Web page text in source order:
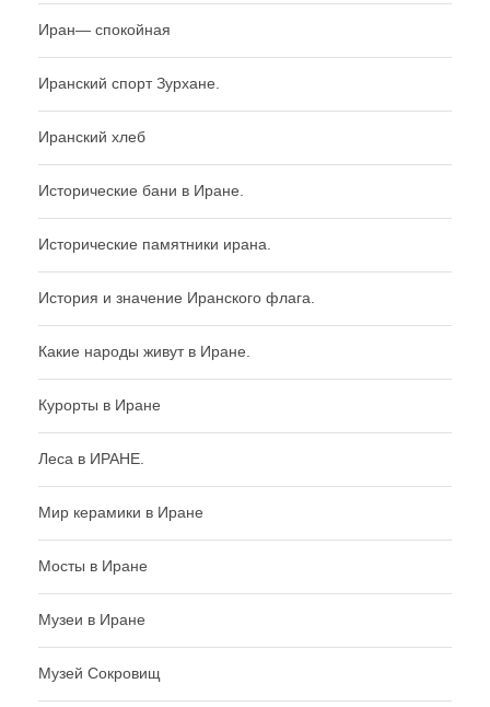
Иран— спокойная
Иранский спорт Зурхане.
Иранский хлеб
Исторические бани в Иране.
Исторические памятники ирана.
История и значение Иранского флага.
Какие народы живут в Иране.
Курорты в Иране
Леса в ИРАНЕ.
Мир керамики в Иране
Мосты в Иране
Музеи в Иране
Музей Сокровищ